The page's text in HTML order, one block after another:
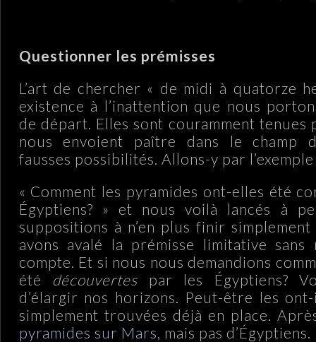
Questionner les prémisses
L’art de chercher « de midi à quatorze
existence à l’inattention que nous
de départ. Elles sont couramment tenues
nous envoient paître dans le champ
fausses possibilités. Allons-y par l’exemple
« Comment les pyramides ont-elles été
Égyptiens? » et nous voilà lancés à
suppositions à n’en plus finir
avons avalé la prémisse limitative
compte. Et si nous nous demandions
été découvertes par les Égyptiens?
d’élargir nos horizons. Peut-être les
simplement trouvées déjà en place.
pyramides sur Mars , mais pas d’Égyptiens.